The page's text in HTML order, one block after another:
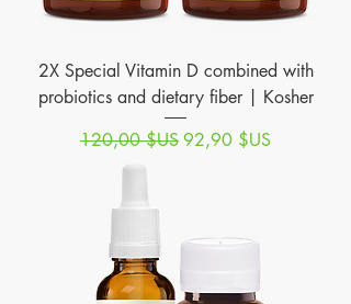
2X Special Vitamin D combined with
probiotics and dietary fiber | Kosher
Prix original
120,00 $USPrix promotionnel
92,90 $US